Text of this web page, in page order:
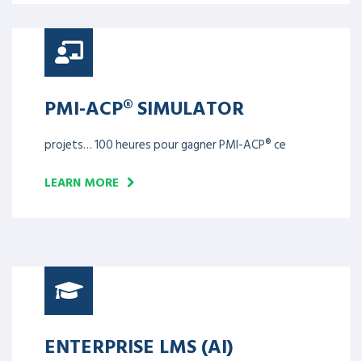
PMI-ACP® SIMULATOR
projets… 100 heures pour gagner PMI-ACP® ce
LEARN MORE
ENTERPRISE LMS (AI)